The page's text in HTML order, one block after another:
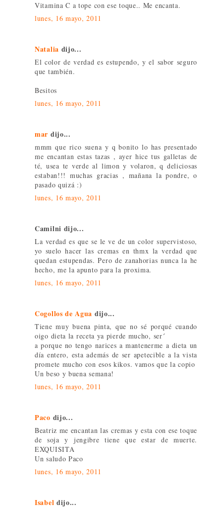
Vitamina C a tope con ese toque.. Me encanta.
lunes, 16 mayo, 2011
Natalia dijo...
El color de verdad es estupendo, y el sabor seguro
que también.
Besitos
lunes, 16 mayo, 2011
mar dijo...
mmm que rico suena y q bonito lo has presentado
me encantan estas tazas , ayer hice tus galletas de
té, usea te verde al limon y volaron, q deliciosas
estaban!!! muchas gracias , mañana la pondre, o
pasado quizá :)
lunes, 16 mayo, 2011
Camilni dijo...
La verdad es que se le ve de un color supervistoso,
yo suelo hacer las cremas en thmx la verdad que
quedan estupendas. Pero de zanahorias nunca la he
hecho, me la apunto para la proxima.
lunes, 16 mayo, 2011
Cogollos de Agua dijo...
Tiene muy buena pinta, que no sé porqué cuando
oigo dieta la receta ya pierde mucho, ser´
a porque no tengo narices a mantenerme a dieta un
día entero, esta además de ser apetecible a la vista
promete mucho con esos kikos. vamos que la copio
Un beso y buena semana!
lunes, 16 mayo, 2011
Paco dijo...
Beatriz me encantan las cremas y esta con ese toque
de soja y jengibre tiene que estar de muerte.
EXQUISITA
Un saludo Paco
lunes, 16 mayo, 2011
Isabel dijo...